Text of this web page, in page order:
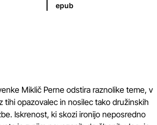
epub
Miklič Perne odstira raznolike teme, v
tihi opazovalec in nosilec tako družinskih
Iskrenost, ki skozi ironijo neposredno